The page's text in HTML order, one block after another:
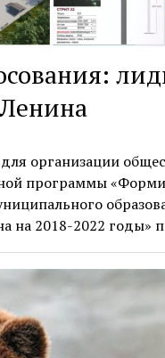
организации
программы
на 2018-2022 годы»